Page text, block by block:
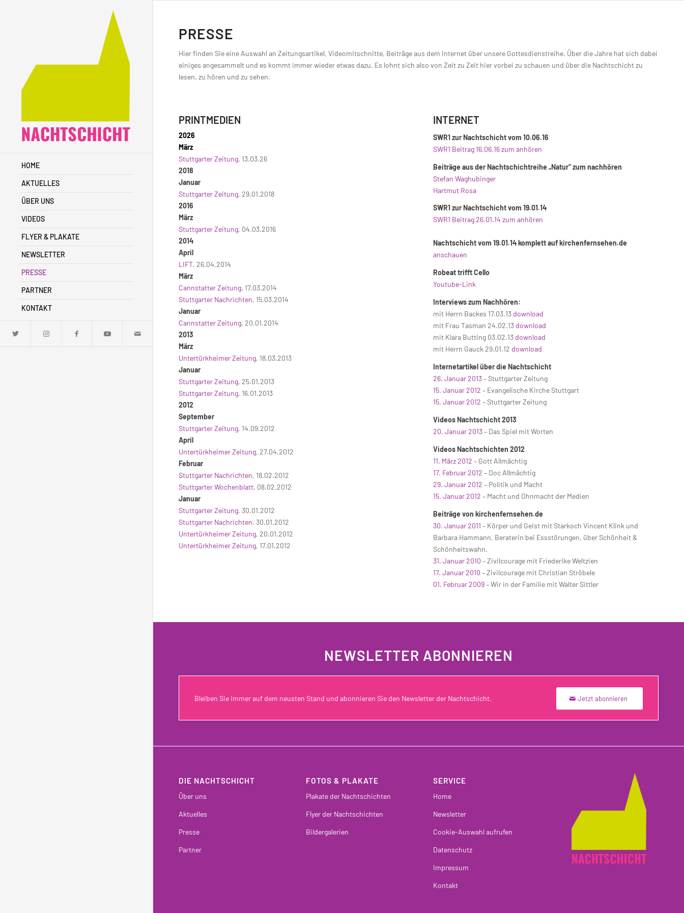
HOME
AKTUELLES
ÜBER UNS
VIDEOS
FLYER & PLAKATE
NEWSLETTER
PRESSE
PARTNER
KONTAKT
PRESSE
Hier finden Sie eine Auswahl an Zeitungsartikel, Videomitschnitte, Beiträge aus dem Internet über unsere Gottesdienstreihe. Über die Jahre hat sich dabei
einiges angesammelt und es kommt immer wieder etwas dazu. Es lohnt sich also von Zeit zu Zeit hier vorbei zu schauen und über die Nachtschicht zu
lesen, zu hören und zu sehen.
PRINTMEDIEN
2026
März
Stuttgarter Zeitung, 13.03.26
2018
Januar
Stuttgarter Zeitung, 29.01.2018
2016
März
Stuttgarter Zeitung, 04.03.2016
2014
April
LIFT, 26.04.2014
März
Cannstatter Zeitung, 17.03.2014
Stuttgarter Nachrichten, 15.03.2014
Januar
Cannstatter Zeitung, 20.01.2014
2013
März
Untertürkheimer Zeitung, 18.03.2013
Januar
Stuttgarter Zeitung, 25.01.2013
Stuttgarter Zeitung, 16.01.2013
2012
September
Stuttgarter Zeitung, 14.09.2012
April
Untertürkheimer Zeitung, 27.04.2012
Februar
Stuttgarter Nachrichten, 18.02.2012
Stuttgarter Wochenblatt, 08.02.2012
Januar
Stuttgarter Zeitung, 30.01.2012
Stuttgarter Nachrichten, 30.01.2012
Untertürkheimer Zeitung, 20.01.2012
Untertürkheimer Zeitung, 17.01.2012
INTERNET
SWR1 zur Nachtschicht vom 10.06.16
SWR1 Beitrag 16.06.16 zum anhören
Beiträge aus der Nachtschichtreihe „Natur“ zum nachhören
Stefan Waghubinger
Hartmut Rosa
SWR1 zur Nachtschicht vom 19.01.14
SWR1 Beitrag 26.01.14 zum anhören
Nachtschicht vom 19.01.14 komplett auf kirchenfernsehen.de
anschauen
Robeat trifft Cello
Youtube-Link
Interviews zum Nachhören:
mit Herrn Backes 17.03.13 download
mit Frau Tasman 24.02.13download
mit Klara Butting 03.02.13 download
mit Herrn Gauck 29.01.12 download
Internetartikel über die Nachtschicht
26. Januar 2013– Stuttgarter Zeitung
15. Januar 2012 – Evangelische Kirche Stuttgart
15. Januar 2012 – Stuttgarter Zeitung
Videos Nachtschicht 2013
20. Januar 2013– Das Spiel mit Worten
Videos Nachtschichten 2012
11. März 2012 – Gott Allmächtig
17. Februar 2012 – Doc Allmächtig
29. Januar 2012 – Politik und Macht
15. Januar 2012 – Macht und Ohnmacht der Medien
Beiträge von kirchenfernsehen.de
30. Januar 2011 – Körper und Geist mit Starkoch Vincent Klink und
Barbara Hammann, Beraterin bei Essstörungen, über Schönheit &
Schönheitswahn.
31. Januar 2010 – Zivilcourage mit Friederike Weltzien
17. Januar 2010 – Zivilcourage mit Christian Ströbele
01. Februar 2009– Wir in der Familie mit Walter Sittler
NEWSLETTER ABONNIEREN
Bleiben Sie immer auf dem neusten Stand und abonnieren Sie den Newsletter der Nachtschicht. Jetzt abonnieren
DIE NACHTSCHICHT
Über uns
Aktuelles
Presse
Partner
FOTOS & PLAKATE
Plakate der Nachtschichten
Flyer der Nachtschichten
Bildergalerien
SERVICE
Home
Newsletter
Cookie-Auswahl aufrufen
Datenschutz
Impressum
Kontakt